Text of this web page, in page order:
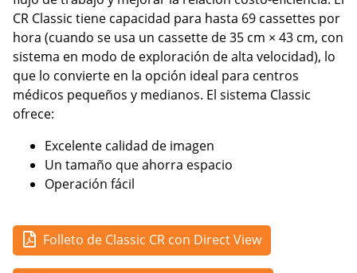
CR Classic tiene capacidad para hasta 69 cassettes por
hora (cuando se usa un cassette de 35 cm × 43 cm, con
sistema en modo de exploración de alta velocidad), lo
que lo convierte en la opción ideal para centros
médicos pequeños y medianos. El sistema Classic
ofrece:
Excelente calidad de imagen
Un tamaño que ahorra espacio
Operación fácil
Folleto de Classic CR con Direct View